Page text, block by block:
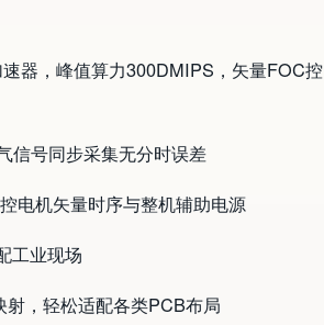
器，峰值算力300DMIPS，矢量FOC控
信号同步采集无分时误差
电机矢量时序与整机辅助电源
工业现场
，轻松适配各类PCB布局